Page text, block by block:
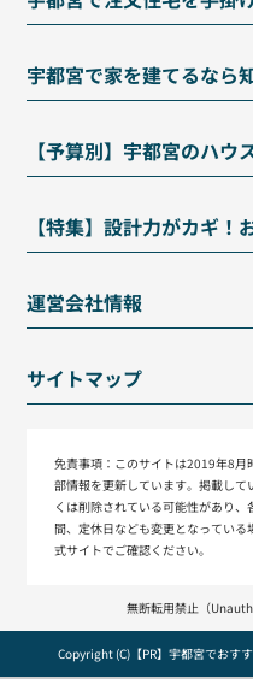
宇都宮で家を建てるなら
【予算別】宇都宮のハウ
【特集】設計力がカギ
運営会社情報
サイトマップ
免責事項： このサイトは2019年8月
部情報を更新しています。掲載し
くは削除されている可能性があり
間、定休日なども変更となってい
式サイトでご確認ください。
無断転用禁止（
Copyright (C)【PR】 宇都宮でおす